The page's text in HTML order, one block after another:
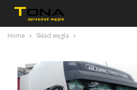
Home Skład węgla